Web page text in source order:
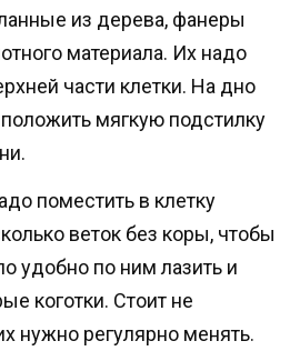
из дерева, фанеры
материала. Их надо
части клетки. На дно
мягкую подстилку
поместить в клетку
веток без коры, чтобы
удобно по ним лазить и
коготки. Стоит не
нужно регулярно менять.